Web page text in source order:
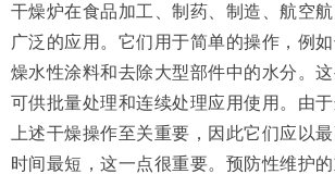
干燥炉在食品加工、制药、制造、航空
广泛的应用。它们用于简单的操作，例
燥水性涂料和去除大型部件中的水分。
可供批量处理和连续处理应用使用。由
上述干燥操作至关重要，因此它们应以
时间最短，这一点很重要。预防性维护的